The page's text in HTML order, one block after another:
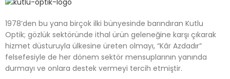
1978’den bu yana birçok ilki bünyesinde barındıran Kutlu
Optik; gözlük sektöründe ithal ürün geleneğine karşı çıkarak
hizmet düsturuyla ülkesine üreten olmayı, “Kâr Azdadır”
felsefesiyle de her dönem sektör mensuplarının yanında
durmayı ve onlara destek vermeyi tercih etmiştir.